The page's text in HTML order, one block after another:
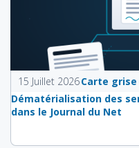
15 Juillet 2026Carte
Dématérialisation des
dans le Journal du Net